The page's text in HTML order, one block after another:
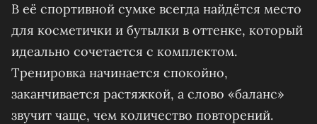
В её спортивной сумке всегда найдётся место
для косметички и бутылки в оттенке, который
идеально сочетается с комплектом.
Тренировка начинается спокойно,
заканчивается растяжкой, а слово «баланс»
звучит чаще, чем количество повторений.